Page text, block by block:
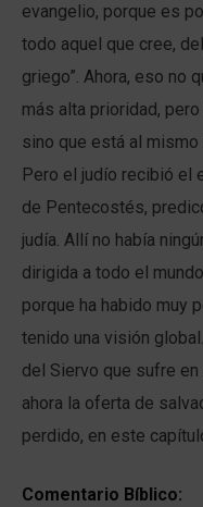
evangelio, porque es
todo aquel que cree,
griego”. Ahora, eso no
más alta prioridad,
sino que está al
Pero el judío recibió el
de Pentecostés,
judía. Allí no había
dirigida a todo el
porque ha habido muy
tenido una visión
del Siervo que sufre
ahora la oferta de
perdido, en este
Comentario Bíblico: